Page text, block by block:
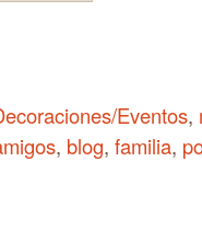
Eventos,
, blog, familia,